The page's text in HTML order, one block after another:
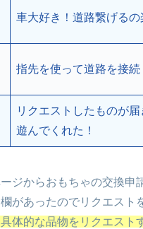
車大好き！道路繋げるの
指先を使って道路を接続
リクエストしたものが届
遊んでくれた！
ジからおもちゃの交換申
があったのでリクエスト
体的な品物をリクエスト